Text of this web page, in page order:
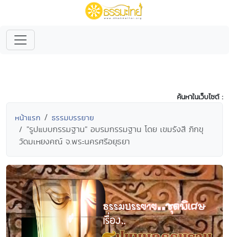
ค้นหาในเว็บไซต์ :
หน้าแรก ธรรมบรรยาย
"รูปแบบกรรมฐาน" อบรมกรรมฐาน โดย เขมรังสี ภิกขุ
วัดมเหยงคณ์ จ.พระนครศรีอยุธยา